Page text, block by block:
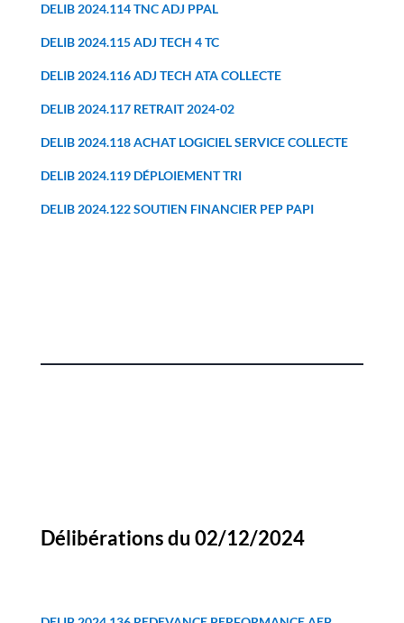
DELIB 2024.114 TNC ADJ PPAL
DELIB 2024.115 ADJ TECH 4 TC
DELIB 2024.116 ADJ TECH ATA COLLECTE
DELIB 2024.117 RETRAIT 2024-02
DELIB 2024.118 ACHAT LOGICIEL SERVICE COLLECTE
DELIB 2024.119 DÉPLOIEMENT TRI
DELIB 2024.122 SOUTIEN FINANCIER PEP PAPI
Délibérations du 02/12/2024